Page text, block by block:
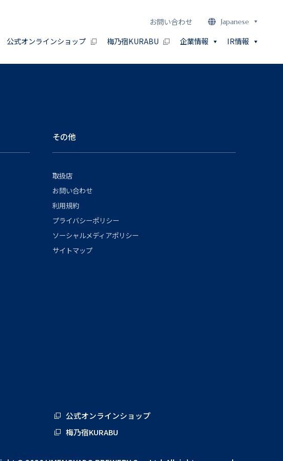
お問い合わせ Japanese
公式オンラインショップ 梅乃宿KURABU 企業情報 IR情報
その他
取扱店
お問い合わせ
利用規約
プライバシーポリシー
ソーシャルメディアポリシー
サイトマップ
公式オンラインショップ
梅乃宿KURABU